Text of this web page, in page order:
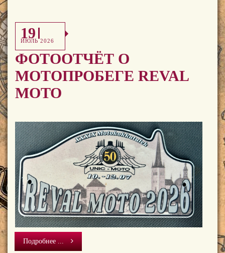
19
ИЮЛЬ 2026
ФОТООТЧЁТ О
МОТОПРОБЕГЕ REVAL
MOTO
Подробнее ...